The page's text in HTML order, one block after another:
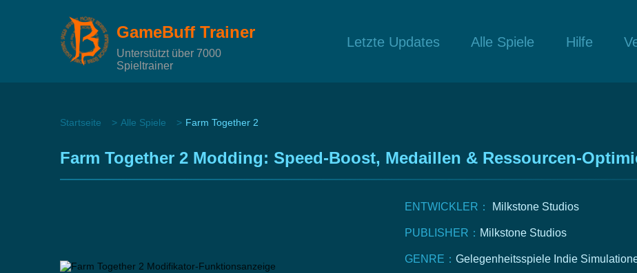
GameBuff Trainer
Unterstützt über 7000
Spieltrainer
Letzte Updates Alle Spiele Hilfe
Startseite Alle Spiele Farm Together 2
Farm Together 2 Modding: Speed-Boost, Medaillen & Ressourcen-
ENTWICKLER： Milkstone Studios
PUBLISHER： Milkstone Studios
GENRE： Gelegenheitsspiele Indie